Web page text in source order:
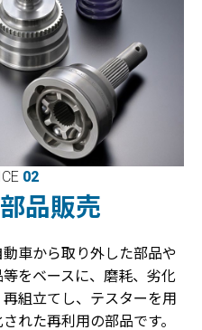
02
品販売
車から取り外した部品や
をベースに、磨耗、劣化
組立てし、テスターを用
れた再利用の部品です。